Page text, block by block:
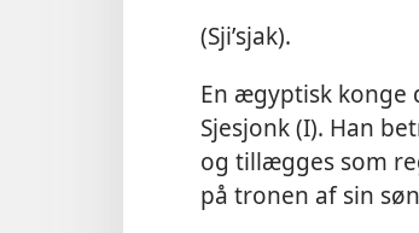
(Sjiʹsjak).
En ægyptisk konge
Sjesjonk (I). Han
og tillægges som
på tronen af sin